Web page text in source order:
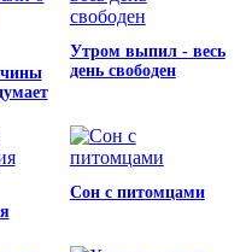
Утром выпил - весь
день свободен
Сон с питомцами